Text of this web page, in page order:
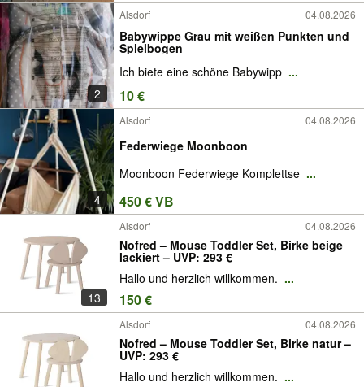
2
Alsdorf 04.08.2026
Babywippe Grau mit weißen Punkten und
Spielbogen
Ich biete eine schöne Babywipp ...
10 €
4
Alsdorf 04.08.2026
Federwiege Moonboon
Moonboon Federwiege Komplettse ...
450 € VB
13
Alsdorf 04.08.2026
Nofred – Mouse Toddler Set, Birke beige
lackiert – UVP: 293 €
Hallo und herzlich willkommen. ...
150 €
Alsdorf 04.08.2026
Nofred – Mouse Toddler Set, Birke natur –
UVP: 293 €
Hallo und herzlich willkommen. ...